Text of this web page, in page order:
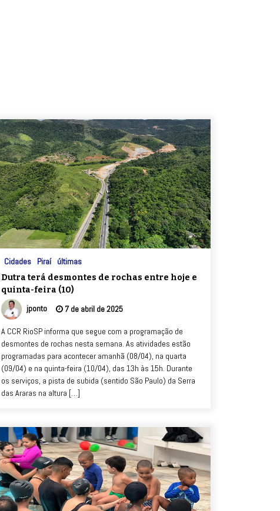
Cidades Piraí últimas
Dutra terá desmontes de rochas entre hoje e
quinta-feira (10)
jponto 7 de abril de 2025
A CCR RioSP informa que segue com a programação de
desmontes de rochas nesta semana. As atividades estão
programadas para acontecer amanhã (08/04), na quarta
(09/04) e na quinta-feira (10/04), das 13h às 15h. Durante
os serviços, a pista de subida (sentido São Paulo) da Serra
das Araras na altura […]